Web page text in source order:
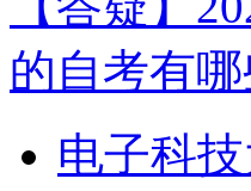
的自考有哪
电子科